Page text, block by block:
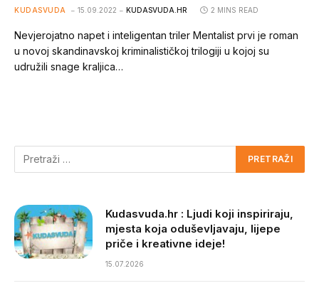
KUDASVUDA 15.09.2022 KUDASVUDA.HR 2 MINS READ
Nevjerojatno napet i inteligentan triler Mentalist prvi je roman
u novoj skandinavskoj kriminalističkoj trilogiji u kojoj su
udružili snage kraljica…
Kudasvuda.hr : Ljudi koji inspiriraju,
mjesta koja oduševljavaju, lijepe
priče i kreativne ideje!
15.07.2026